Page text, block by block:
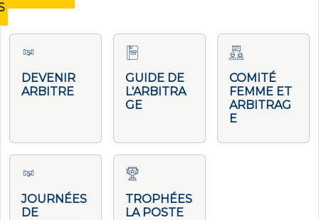
DEVENIR
ARBITRE
GUIDE DE
L'ARBITRA
GE
COMITÉ
FEMME ET
ARBITRAG
E
JOURNÉES
DE
TROPHÉES
LA POSTE